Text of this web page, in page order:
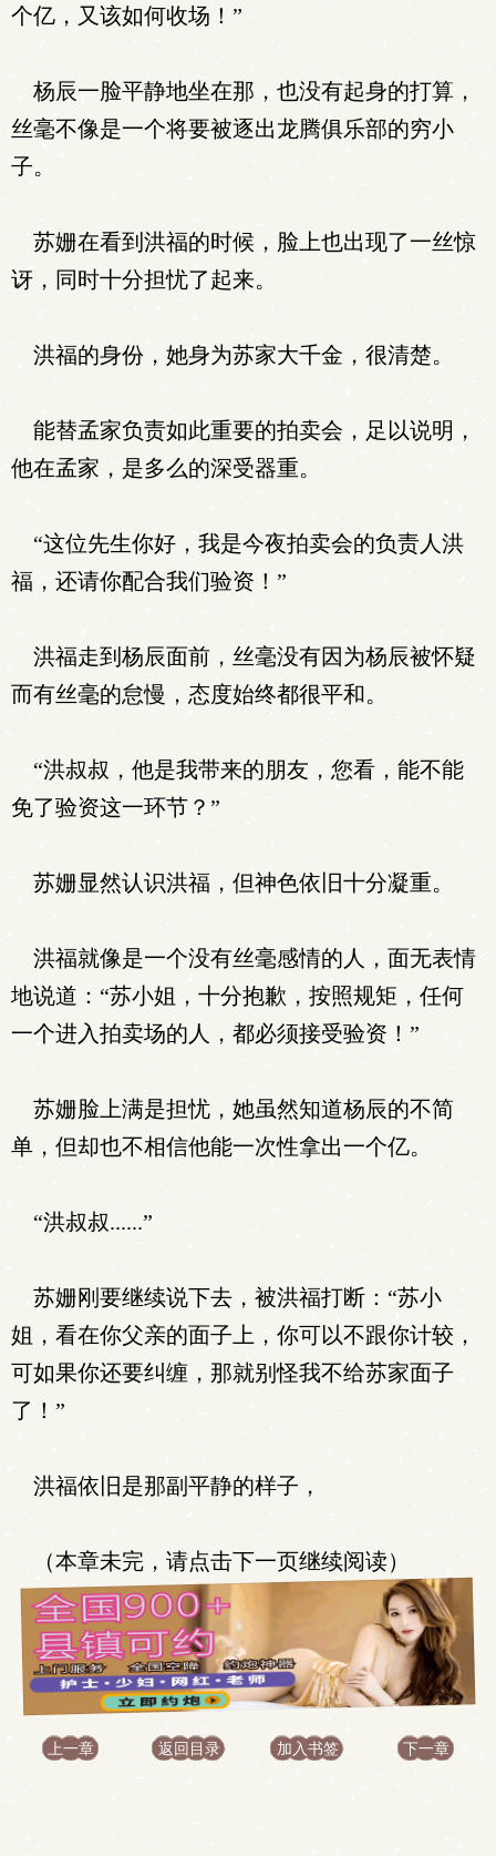
个亿，又该如何收场！”
杨辰一脸平静地坐在那，也没有起身的打算，
丝毫不像是一个将要被逐出龙腾俱乐部的穷小
子。
苏姗在看到洪福的时候，脸上也出现了一丝惊
讶，同时十分担忧了起来。
洪福的身份，她身为苏家大千金，很清楚。
能替孟家负责如此重要的拍卖会，足以说明，
他在孟家，是多么的深受器重。
“这位先生你好，我是今夜拍卖会的负责人洪
福，还请你配合我们验资！”
洪福走到杨辰面前，丝毫没有因为杨辰被怀疑
而有丝毫的怠慢，态度始终都很平和。
“洪叔叔，他是我带来的朋友，您看，能不能
免了验资这一环节？”
苏姗显然认识洪福，但神色依旧十分凝重。
洪福就像是一个没有丝毫感情的人，面无表情
地说道：“苏小姐，十分抱歉，按照规矩，任何
一个进入拍卖场的人，都必须接受验资！”
苏姗脸上满是担忧，她虽然知道杨辰的不简
单，但却也不相信他能一次性拿出一个亿。
“洪叔叔......”
苏姗刚要继续说下去，被洪福打断：“苏小
姐，看在你父亲的面子上，你可以不跟你计较，
可如果你还要纠缠，那就别怪我不给苏家面子
了！”
洪福依旧是那副平静的样子，
（本章未完，请点击下一页继续阅读）
上一章 返回目录 加入书签 下一章